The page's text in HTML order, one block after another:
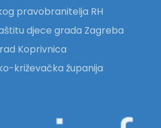
pravobranitelja RH
djece grada Zagreba
Koprivnica
križevačka županija